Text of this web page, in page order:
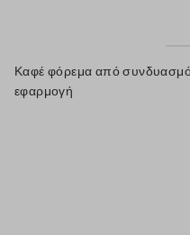
Καφέ φόρεμα από συνδυασμό
εφαρμογή